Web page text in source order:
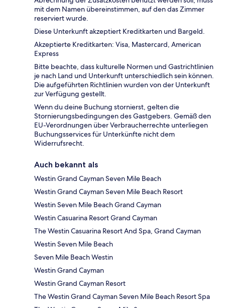
mit dem Namen übereinstimmen, auf den das Zimmer
reserviert wurde.
Diese Unterkunft akzeptiert Kreditkarten und Bargeld.
Akzeptierte Kreditkarten: Visa, Mastercard, American
Express
Bitte beachte, dass kulturelle Normen und Gastrichtlinien
je nach Land und Unterkunft unterschiedlich sein können.
Die aufgeführten Richtlinien wurden von der Unterkunft
zur Verfügung gestellt.
Wenn du deine Buchung stornierst, gelten die
Stornierungsbedingungen des Gastgebers. Gemäß den
EU-Verordnungen über Verbraucherrechte unterliegen
Buchungsservices für Unterkünfte nicht dem
Widerrufsrecht.
Auch bekannt als
Westin Grand Cayman Seven Mile Beach
Westin Grand Cayman Seven Mile Beach Resort
Westin Seven Mile Beach Grand Cayman
Westin Casuarina Resort Grand Cayman
The Westin Casuarina Resort And Spa, Grand Cayman
Westin Seven Mile Beach
Seven Mile Beach Westin
Westin Grand Cayman
Westin Grand Cayman Resort
The Westin Grand Cayman Seven Mile Beach Resort Spa